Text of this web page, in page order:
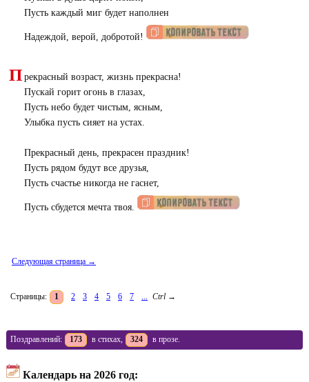
Пусть каждый миг будет наполнен
Надеждой, верой, добротой!
П рекрасный возраст, жизнь прекрасна!
Пускай горит огонь в глазах,
Пусть небо будет чистым, ясным,
Улыбка пусть сияет на устах.
Прекрасный день, прекрасен праздник!
Пусть рядом будут все друзья,
Пусть счастье никогда не гаснет,
Пусть сбудется мечта твоя.
Следующая страница →
Страницы: 1 2 3 4 5 6 7 Ctrl →
Поздравлений: 173 в стихах, 324 в прозе.
Календарь на 2026 год: